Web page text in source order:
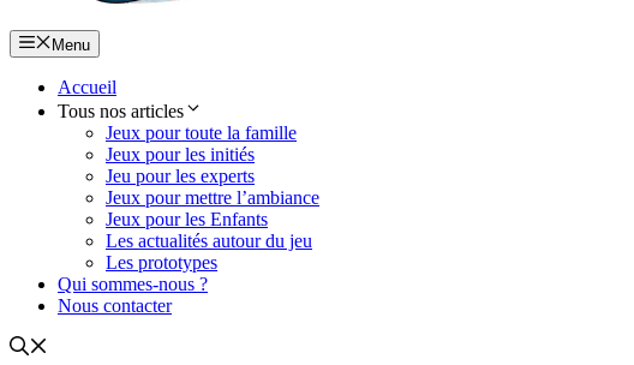
Menu
Accueil
Tous nos articles
Jeux pour toute la famille
Jeux pour les initiés
Jeu pour les experts
Jeux pour mettre l’ambiance
Jeux pour les Enfants
Les actualités autour du jeu
Les prototypes
Qui sommes-nous ?
Nous contacter